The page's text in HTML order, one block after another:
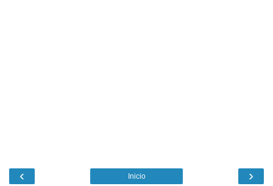
‹ ›
Inicio